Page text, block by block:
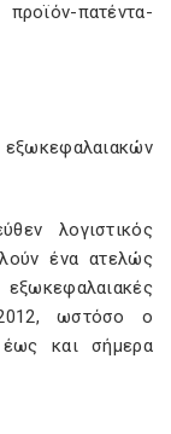
πατέντα-
λογιστικός
ένα ατελώς
ωστόσο ο
έως και σήμερα